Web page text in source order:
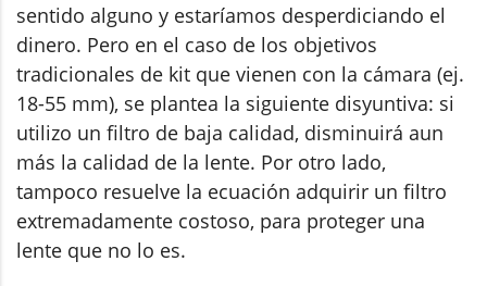
sentido alguno y estaríamos desperdiciando el
dinero. Pero en el caso de los objetivos
tradicionales de kit que vienen con la cámara (ej.
18-55 mm), se plantea la siguiente disyuntiva: si
utilizo un filtro de baja calidad, disminuirá aun
más la calidad de la lente. Por otro lado,
tampoco resuelve la ecuación adquirir un filtro
extremadamente costoso, para proteger una
lente que no lo es.